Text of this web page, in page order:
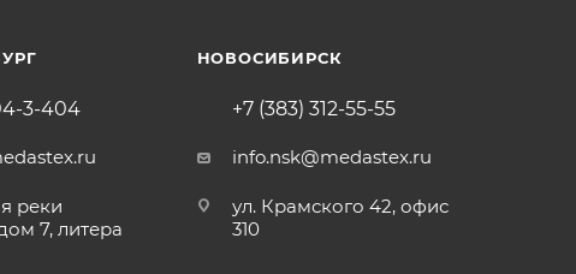
3-404
реки
7, литера
НОВОСИБИРСК
+7 (383) 312-55-55
info.nsk@medastex.ru
ул. Крамского 42, офис
310